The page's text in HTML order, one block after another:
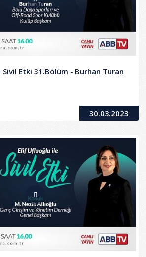
Etki 31.Bölüm - Burhan Turan
30.03.2023